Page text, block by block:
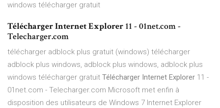
windows télécharger gratuit
Télécharger Internet Explorer 11 - 01net.com -
Telecharger.com
télécharger adblock plus gratuit (windows) télécharger
adblock plus windows, adblock plus windows, adblock plus
windows télécharger gratuit Télécharger Internet Explorer 11 -
01net.com - Telecharger.com Microsoft met enfin à
disposition des utilisateurs de Windows 7 Internet Explorer